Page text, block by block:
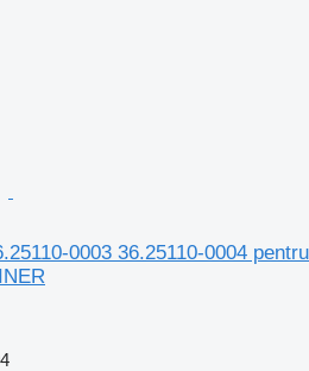
0003 36.25110-0004 pentru